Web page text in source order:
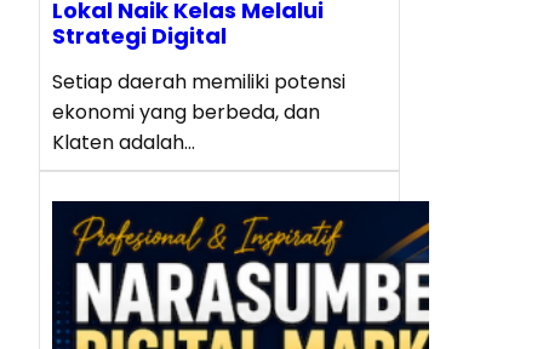
Lokal Naik Kelas Melalui
Strategi Digital
Setiap daerah memiliki potensi
ekonomi yang berbeda, dan
Klaten adalah…